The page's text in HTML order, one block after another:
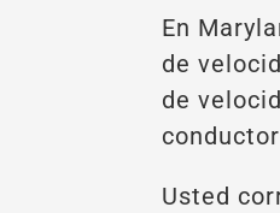
En
de
de
Usted